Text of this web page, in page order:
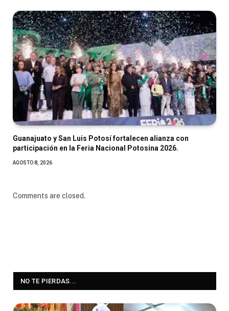
Guanajuato y San Luis Potosí fortalecen alianza con
participación en la Feria Nacional Potosina 2026.
AGOSTO 8, 2026
Comments are closed.
NO TE PIERDAS...